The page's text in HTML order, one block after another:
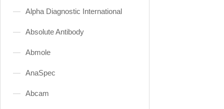
Alpha Diagnostic International
Absolute Antibody
Abmole
AnaSpec
Abcam